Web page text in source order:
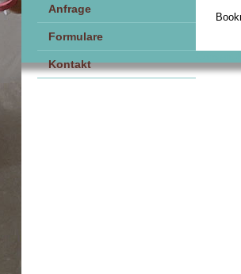
Anfrage
Formulare
Kontakt